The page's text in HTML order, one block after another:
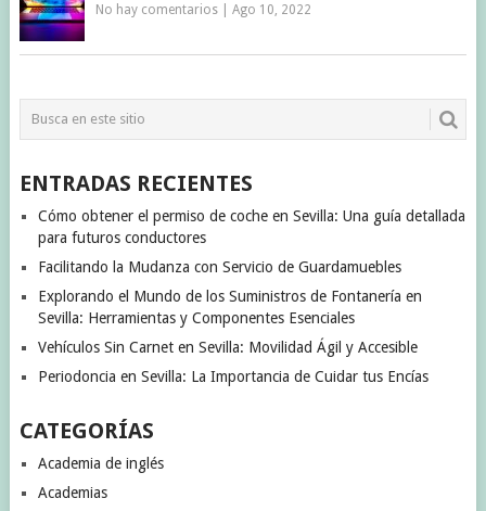
No hay comentarios| Ago 10, 2022
ENTRADAS RECIENTES
Cómo obtener el permiso de coche en Sevilla: Una guía detallada
para futuros conductores
Facilitando la Mudanza con Servicio de Guardamuebles
Explorando el Mundo de los Suministros de Fontanería en
Sevilla: Herramientas y Componentes Esenciales
Vehículos Sin Carnet en Sevilla: Movilidad Ágil y Accesible
Periodoncia en Sevilla: La Importancia de Cuidar tus Encías
CATEGORÍAS
Academia de inglés
Academias